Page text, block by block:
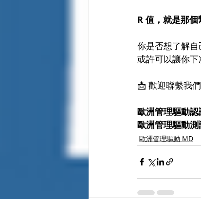
R 值，就是那個
你是否想了解自
或許可以讓你下
📩 歡迎聯繫我
歐洲管理驅動認
歐洲管理驅動
歐洲管理驅動 MD